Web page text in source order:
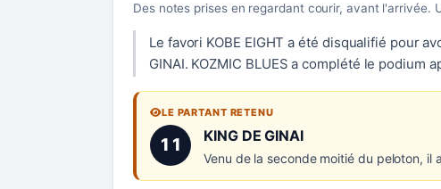
Des notes prises en regardant courir, avant l'arrivée.
Le favori KOBE EIGHT a été disqualifié pour
GINAI. KOZMIC BLUES a complété le podium
LE PARTANT RETENU
11 Numéro 11 :
KING DE GINAI
Venu de la seconde moitié du peloton,